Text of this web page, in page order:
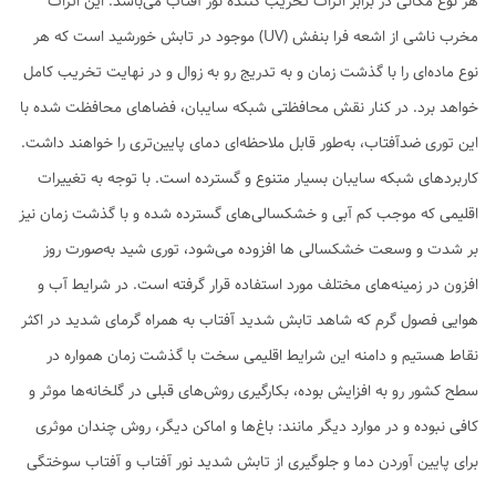
مخرب ناشی از اشعه فرا بنفش (UV) موجود در تابش خورشید است که هر
نوع ماده‌ای را با گذشت زمان و به تدریج رو به زوال و در نهایت تخریب کامل
خواهد برد. در کنار نقش محافظتی شبکه سایبان، فضاهای محافظت شده با
این توری ضدآفتاب، به‌طور قابل ملاحظه‌ای دمای پایین‌تری را خواهند داشت.
کاربردهای شبکه سایبان بسیار متنوع و گسترده است. با توجه به تغییرات
اقلیمی که موجب کم آبی و خشکسالی‌های گسترده شده و با گذشت زمان نیز
بر شدت و وسعت خشکسالی ها افزوده می‌شود، توری شید به‌صورت روز
افزون در زمینه‌های مختلف مورد استفاده قرار گرفته است. در شرایط آب و
هوایی فصول گرم که شاهد تابش شدید آفتاب به همراه گرمای شدید در اکثر
نقاط هستیم و دامنه این شرایط اقلیمی سخت با گذشت زمان همواره در
سطح کشور رو به افزایش بوده، بکارگیری روش‌های قبلی در گلخانه‌ها موثر و
کافی نبوده و در موارد دیگر مانند: باغ‌ها و اماکن دیگر، روش چندان موثری
برای پایین آوردن دما و جلوگیری از تابش شدید نور آفتاب و آفتاب سوختگی